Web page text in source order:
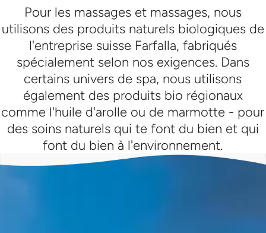
utilisons des produits naturels biologiques de
l'entreprise suisse Farfalla, fabriqués
spécialement selon nos exigences. Dans
certains univers de spa, nous utilisons
également des produits bio régionaux
comme l'huile d'arolle ou de marmotte - pour
des soins naturels qui te font du bien et qui
font du bien à l'environnement.